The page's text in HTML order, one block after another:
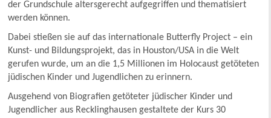
der Grundschule altersgerecht aufgegriffen und thematisiert
werden können.
Dabei stießen sie auf das internationale Butterfly Project – ein
Kunst- und Bildungsprojekt, das in Houston/USA in die Welt
gerufen wurde, um an die 1,5 Millionen im Holocaust getöteten
jüdischen Kinder und Jugendlichen zu erinnern.
Ausgehend von Biografien getöteter jüdischer Kinder und
Jugendlicher aus Recklinghausen gestaltete der Kurs 30